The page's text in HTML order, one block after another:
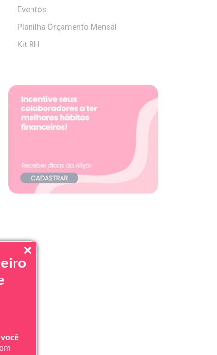
Eventos
Planilha Orçamento Mensal
Kit RH